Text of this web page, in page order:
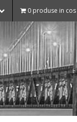
0 produse in cos